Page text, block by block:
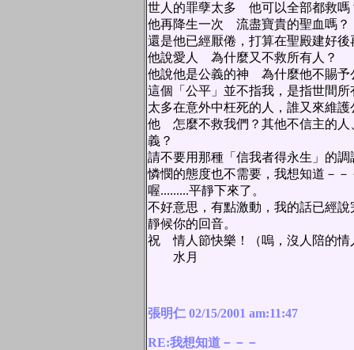
世人的罪孽太多 他可以全部都救嗎
他再降生一次 流盡寶貴的聖血嗎？
還是他已經厭倦，打算在聖殿建好後
他說愛人 為什麼又不救所有人？
他說他是公義的神 為什麼他不賜予
這個「公平」並不指我，是指世間所
太多在意外中枉死的人，誰又來維護
他 怎麼不救我們？其他不信主的人
義？
請不要用那種「信我者得永生」的
憐憫的態度也不需要，我想知道－
喔.........平靜下來了。
不好意思，有點激動，我的話已經說
靜候你的回音。
祝 情人節快樂！（嗚，沒人陪的情
水月
張明仁 02/15/2001 am:11:47
RE:我想知道－－－